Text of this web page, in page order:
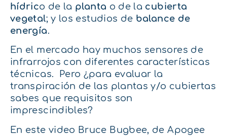
hídrico de la planta o de la cubierta
vegetal; y los estudios de balance de
energía.
En el mercado hay muchos sensores de
infrarrojos con diferentes características
técnicas. Pero ¿para evaluar la
transpiración de las plantas y/o cubiertas
sabes que requisitos son
imprescindibles?
En este video Bruce Bugbee, de Apogee